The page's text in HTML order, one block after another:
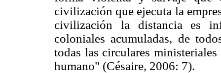
civilización que ejecuta la
civilización la distancia es
coloniales acumuladas, de
todas las circulares
humano" (Césaire, 2006: 7).